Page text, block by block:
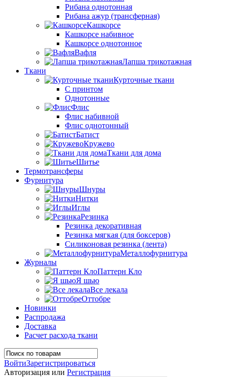
Рибана однотонная
Рибана ажур (трансферная)
Кашкорсе
Кашкорсе набивное
Кашкорсе однотонное
Вафля
Лапша трикотажная
Ткани
Курточные ткани
С принтом
Однотонные
Флис
Флис набивной
Флис однотонный
Батист
Кружево
Ткани для дома
Шитье
Термотрансферы
Фурнитура
Шнуры
Нитки
Иглы
Резинка
Резинка декоративная
Резинка мягкая (для боксеров)
Силиконовая резинка (лента)
Металлофурнитура
Журналы
Паттерн Кло
Я шью
Все лекала
Оттобре
Новинки
Распродажа
Доставка
Расчет расхода ткани
ВойтиЗарегистрироваться
Авторизация или Регистрация